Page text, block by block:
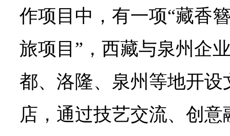
作项目中，有一项“藏香
旅项目”，西藏与泉州企
都、洛隆、泉州等地开
店，通过技艺交流、创